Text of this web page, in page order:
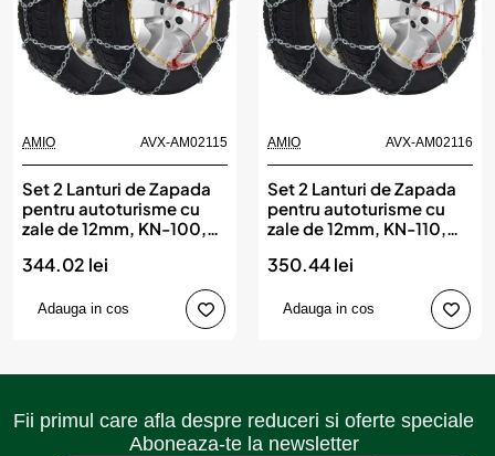
AMIO AVX-AM02115
Set 2 Lanturi de Zapada
pentru autoturisme cu
zale de 12mm, KN-100,
344.02 lei
Adauga in cos
AMIO AVX-AM02116
Set 2 Lanturi de Zapada
pentru autoturisme cu
zale de 12mm, KN-110,
350.44 lei
Adauga in cos
Fii primul care afla despre reduceri si oferte speciale
Aboneaza-te la newsletter